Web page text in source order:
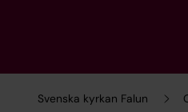
Svenska kyrkan Falun